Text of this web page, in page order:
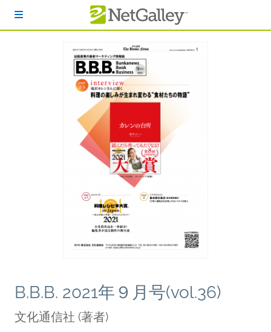
B.B.B. 2021年９月号(vol.36)
文化通信社 (著者)